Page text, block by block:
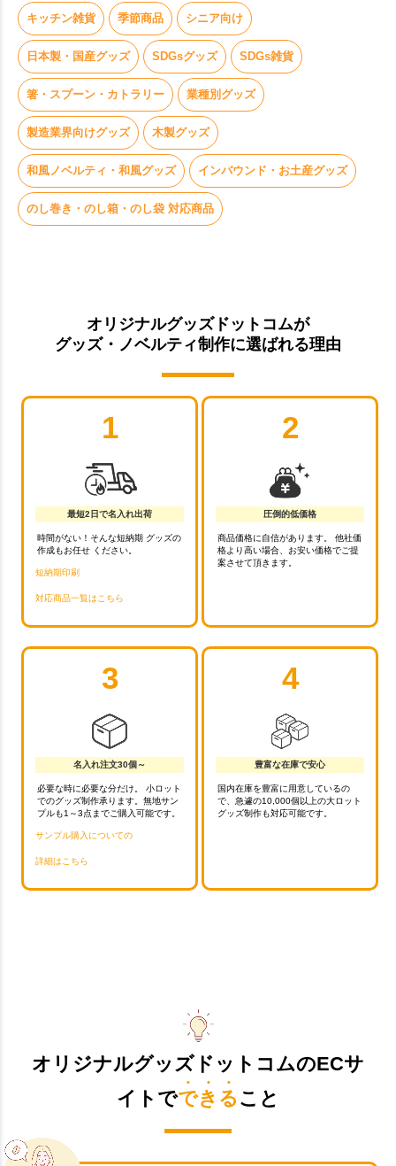
キッチン雑貨 季節商品 シニア向け
日本製・国産グッズ SDGsグッズ SDGs雑貨
箸・スプーン・カトラリー 業種別グッズ
製造業界向けグッズ 木製グッズ
和風ノベルティ・和風グッズ インバウンド・お土産グッズ
のし巻き・のし箱・のし袋 対応商品
オリジナルグッズドットコムが
グッズ・ノベルティ制作に選ばれる理由
1
最短2日で名入れ出荷
時間がない！そんな短納期 グッズの
作成もお任せ ください。
短納期印刷
対応商品一覧はこちら
2
圧倒的低価格
商品価格に自信があります。 他社価
格より高い場合、お安い価格でご提
案させて頂きます。
3
名入れ注文30個～
必要な時に必要な分だけ。 小ロット
でのグッズ制作承ります。無地サン
プルも1～3点までご購入可能です。
サンプル購入についての
詳細はこちら
4
豊富な在庫で安心
国内在庫を豊富に用意しているの
で、急遽の10,000個以上の大ロット
グッズ制作も対応可能です。
オリジナルグッズドットコムのECサ
イトでできる こと